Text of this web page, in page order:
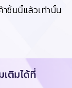
าชิ้นนี้แล้วเท่านั้น
ติมได้ที่